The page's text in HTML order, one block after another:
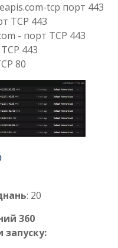
tcp порт 443
TCP 443
- порт TCP 443
443
80
: 20
360
запуску: